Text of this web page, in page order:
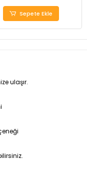
Sepete Ekle
ulaşır.